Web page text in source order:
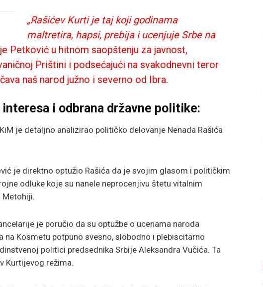
„Rašićev Kurti je taj koji godinama
maltretira, hapsi, prebija i ucenjuje Srbe na
Petković u hitnom saopštenju za javnost,
Prištini i podsećajući na svakodnevni teror
naš narod južno i severno od Ibra.
i odbrana državne politike:
je detaljno analizirao političko delovanje Nenada Rašića
je direktno optužio Rašića da je svojim glasom i političkim
odluke koje su nanele neprocenjivu štetu vitalnim
Metohiji.
je poručio da su optužbe o ucenama naroda
na Kosmetu potpuno svesno, slobodno i plebiscitarno
politici predsednika Srbije Aleksandra Vučića. Ta
Kurtijevog režima.